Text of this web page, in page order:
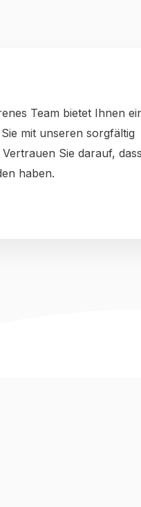
Team bietet Ihnen
mit unseren sorgfältig
Sie darauf, dass
haben.